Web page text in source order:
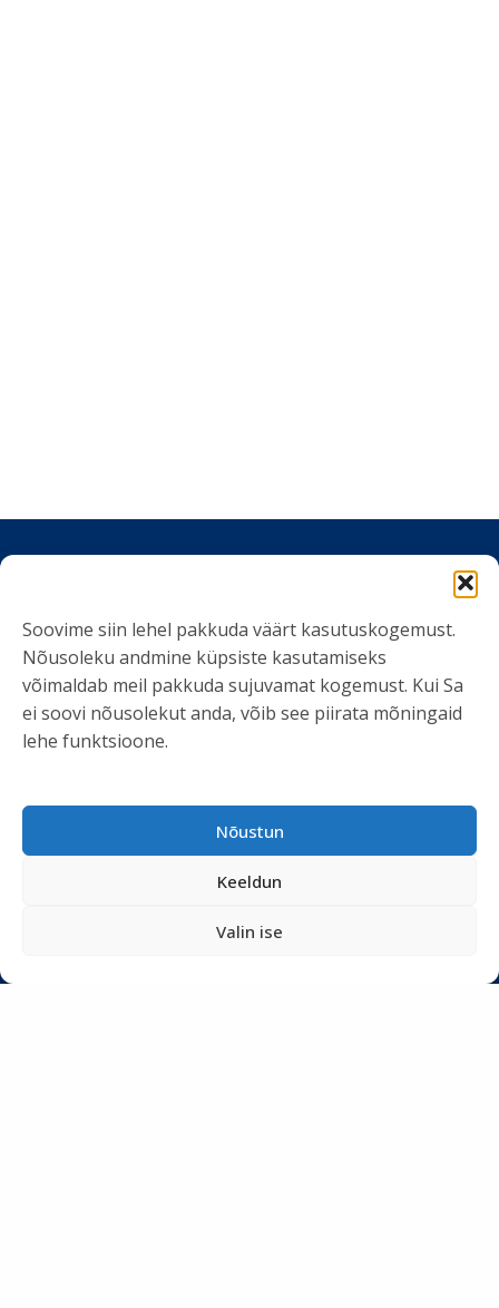
Soovime siin lehel pakkuda väärt kasutuskogemust.
Nõusoleku andmine küpsiste kasutamiseks
võimaldab meil pakkuda sujuvamat kogemust. Kui Sa
ei soovi nõusolekut anda, võib see piirata mõningaid
lehe funktsioone.
Nõustun
Keeldun
Valin ise
VÕTA ÜHENDUST
info@kliendiuuringud.ee
+372 5348 1806